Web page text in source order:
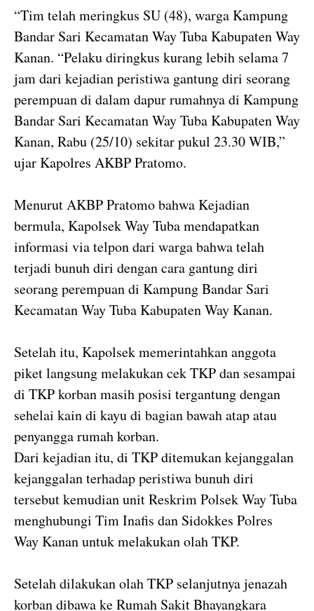
“Tim telah meringkus SU (48), warga Kampung
Bandar Sari Kecamatan Way Tuba Kabupaten Way
Kanan. “Pelaku diringkus kurang lebih selama 7
jam dari kejadian peristiwa gantung diri seorang
perempuan di dalam dapur rumahnya di Kampung
Bandar Sari Kecamatan Way Tuba Kabupaten Way
Kanan, Rabu (25/10) sekitar pukul 23.30 WIB,”
ujar Kapolres AKBP Pratomo.
Menurut AKBP Pratomo bahwa Kejadian
bermula, Kapolsek Way Tuba mendapatkan
informasi via telpon dari warga bahwa telah
terjadi bunuh diri dengan cara gantung diri
seorang perempuan di Kampung Bandar Sari
Kecamatan Way Tuba Kabupaten Way Kanan.
Setelah itu, Kapolsek memerintahkan anggota
piket langsung melakukan cek TKP dan sesampai
di TKP korban masih posisi tergantung dengan
sehelai kain di kayu di bagian bawah atap atau
penyangga rumah korban.
Dari kejadian itu, di TKP ditemukan kejanggalan
kejanggalan terhadap peristiwa bunuh diri
tersebut kemudian unit Reskrim Polsek Way Tuba
menghubungi Tim Inafis dan Sidokkes Polres
Way Kanan untuk melakukan olah TKP.
Setelah dilakukan olah TKP selanjutnya jenazah
korban dibawa ke Rumah Sakit Bhayangkara